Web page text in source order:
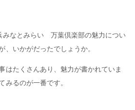
みなとみらい 万葉倶楽部の魅力につい
、いかがだったでしょうか。
はたくさんあり、魅力が書かれていま
みるのが一番です。